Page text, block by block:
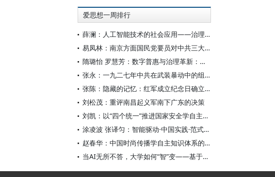
爱思想一周排行
薛澜：人工智能技术的社会应用——治理挑战
易凤林：南京方面国民党要员对中共三大起义的反应
隋璐怡 罗慧芳：数字普惠与治理革新：中国人工智能赋能全球南方发展
张永：一九二七年中共在武装暴动中的组织转型
张陈：隐藏的记忆：红军成立纪念日确立前中共对南昌起义的纪念
刘松茂：重评南昌起义军南下广东的决策
刘凯：以“四个统一”推进国家安全学自主知识体系构建
涂凌波 张译匀：智能驱动·中国实践·范式创新：“构建中国新闻传播学自主知识体系”专题研讨会综述
赵春华：中国时尚传播学自主知识体系的内在逻辑与实践路径
当AI无所不答，大学如何“智”变——基于全国400余所高校本科生AI使用情况的调查与思考